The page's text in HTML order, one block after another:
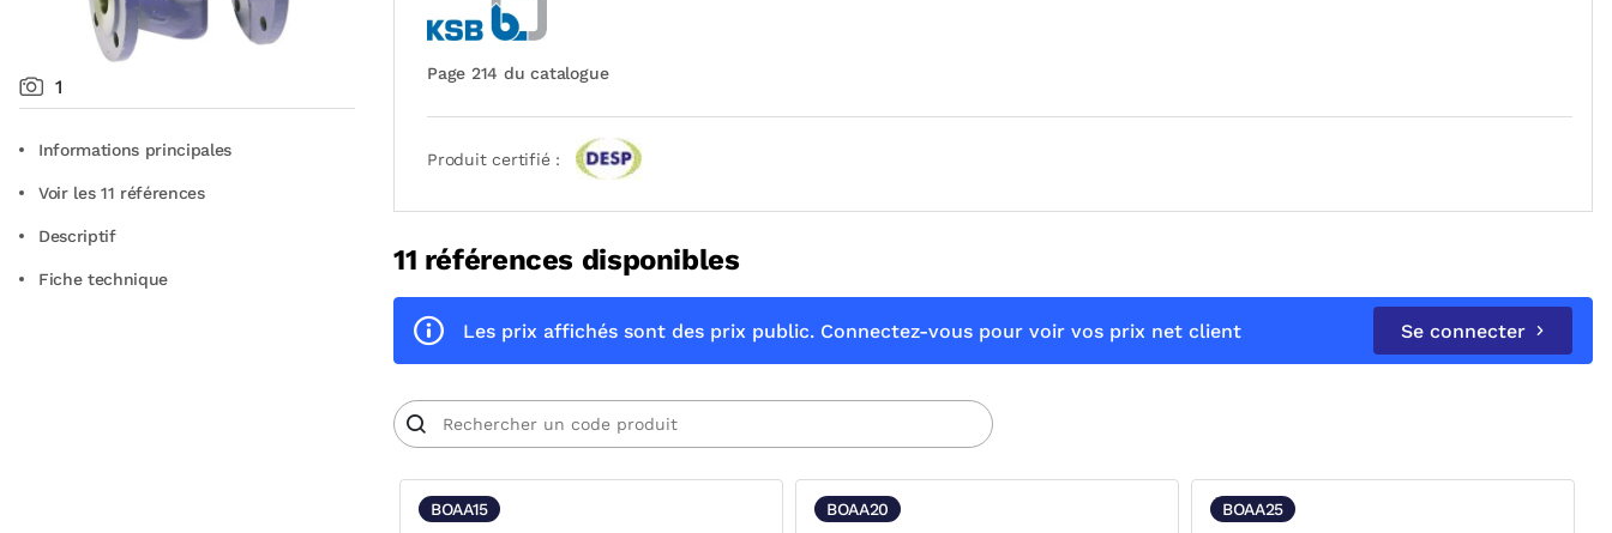
1
Informations principales
Voir les 11 références
Descriptif
Fiche technique
Page 214 du catalogue
Produit certifié :
11 références disponibles
Les prix affichés sont des prix public. Connectez-vous pour voir vos prix net client Se connecter
BOAA15 BOAA20 BOAA25